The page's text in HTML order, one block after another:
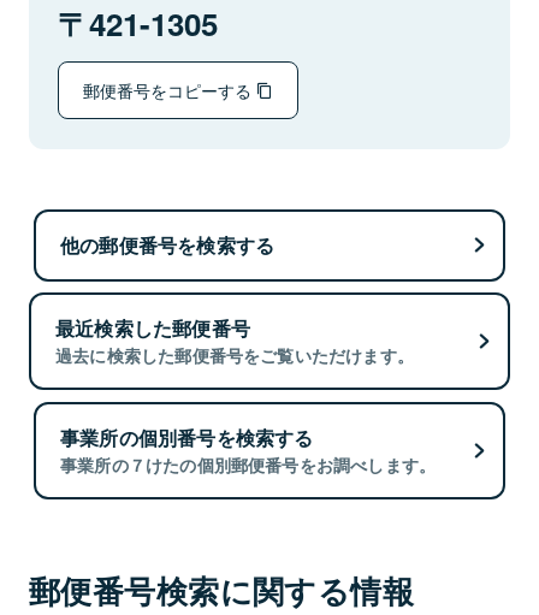
421-1305
郵便番号をコピーする
他の郵便番号を検索する
最近検索した郵便番号
過去に検索した郵便番号をご覧いただけます。
事業所の個別番号を検索する
事業所の７けたの個別郵便番号をお調べします。
郵便番号検索に関する情報